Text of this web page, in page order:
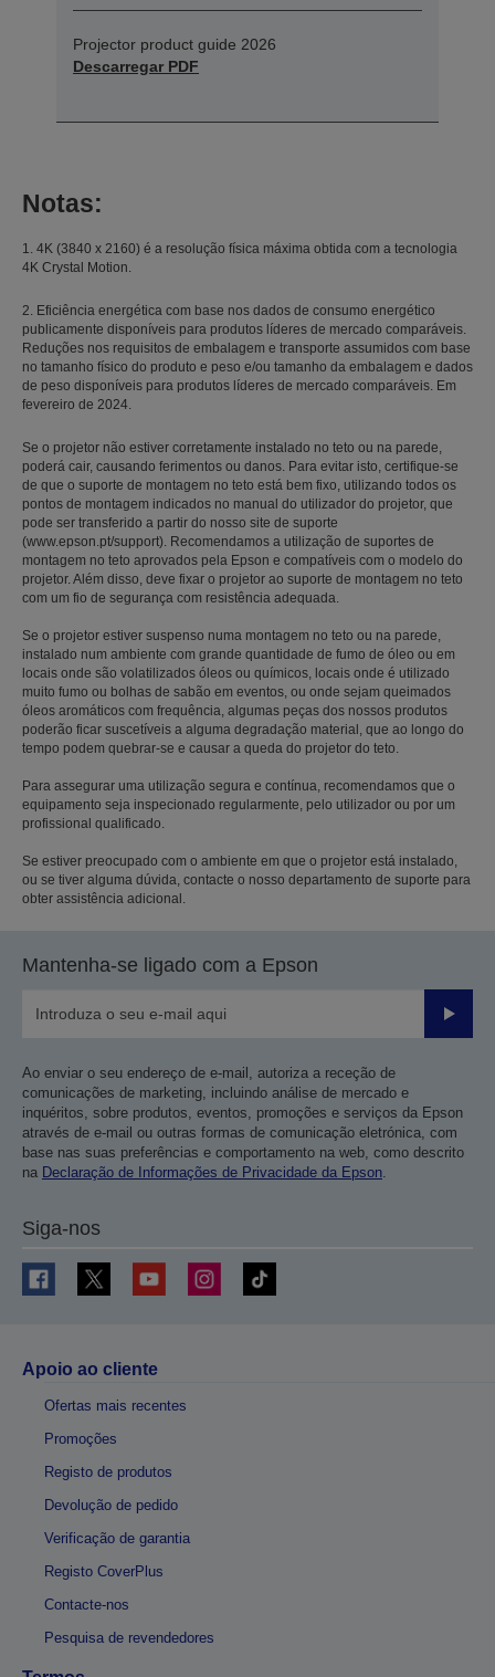
Projector product guide 2026
Descarregar PDF
Notas:
1. 4K (3840 x 2160) é a resolução física máxima obtida com a tecnologia
4K Crystal Motion.
2. Eficiência energética com base nos dados de consumo energético
publicamente disponíveis para produtos líderes de mercado comparáveis.
Reduções nos requisitos de embalagem e transporte assumidos com base
no tamanho físico do produto e peso e/ou tamanho da embalagem e dados
de peso disponíveis para produtos líderes de mercado comparáveis. Em
fevereiro de 2024.
Se o projetor não estiver corretamente instalado no teto ou na parede,
poderá cair, causando ferimentos ou danos. Para evitar isto, certifique-se
de que o suporte de montagem no teto está bem fixo, utilizando todos os
pontos de montagem indicados no manual do utilizador do projetor, que
pode ser transferido a partir do nosso site de suporte
(www.epson.pt/support). Recomendamos a utilização de suportes de
montagem no teto aprovados pela Epson e compatíveis com o modelo do
projetor. Além disso, deve fixar o projetor ao suporte de montagem no teto
com um fio de segurança com resistência adequada.
Se o projetor estiver suspenso numa montagem no teto ou na parede,
instalado num ambiente com grande quantidade de fumo de óleo ou em
locais onde são volatilizados óleos ou químicos, locais onde é utilizado
muito fumo ou bolhas de sabão em eventos, ou onde sejam queimados
óleos aromáticos com frequência, algumas peças dos nossos produtos
poderão ficar suscetíveis a alguma degradação material, que ao longo do
tempo podem quebrar-se e causar a queda do projetor do teto.
Para assegurar uma utilização segura e contínua, recomendamos que o
equipamento seja inspecionado regularmente, pelo utilizador ou por um
profissional qualificado.
Se estiver preocupado com o ambiente em que o projetor está instalado,
ou se tiver alguma dúvida, contacte o nosso departamento de suporte para
obter assistência adicional.
Mantenha-se ligado com a Epson
Enviar
Ao enviar o seu endereço de e-mail, autoriza a receção de
comunicações de marketing, incluindo análise de mercado e
inquéritos, sobre produtos, eventos, promoções e serviços da Epson
através de e-mail ou outras formas de comunicação eletrónica, com
base nas suas preferências e comportamento na web, como descrito
na Declaração de Informações de Privacidade da Epson
Siga-nos
Apoio ao cliente
Ofertas mais recentes
Promoções
Registo de produtos
Devolução de pedido
Verificação de garantia
Registo CoverPlus
Contacte-nos
Pesquisa de revendedores